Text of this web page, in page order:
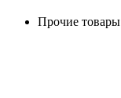
Прочие товары